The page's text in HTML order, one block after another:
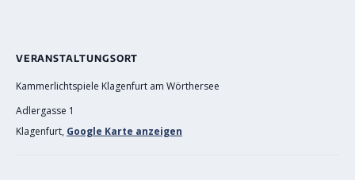
VERANSTALTUNGSORT
Kammerlichtspiele Klagenfurt am Wörthersee
Adlergasse 1
Klagenfurt, Google Karte anzeigen